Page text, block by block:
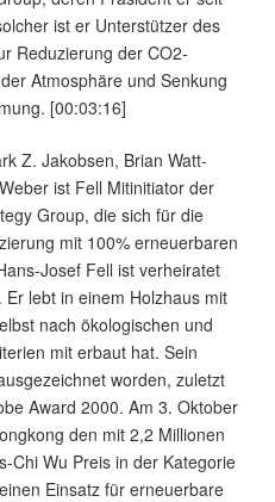
ist er Unterstützer des
Reduzierung der CO2-
Atmosphäre und Senkung
[00:03:16]
Z. Jakobsen, Brian Watt-
ist Fell Mitinitiator der
Group, die sich für die
mit 100% erneuerbaren
Josef Fell ist verheiratet
Er lebt in einem Holzhaus mit
nach ökologischen und
mit erbaut hat. Sein
worden, zuletzt
Award 2000. Am 3. Oktober
den mit 2,2 Millionen
Chi Wu Preis in der Kategorie
Einsatz für erneuerbare